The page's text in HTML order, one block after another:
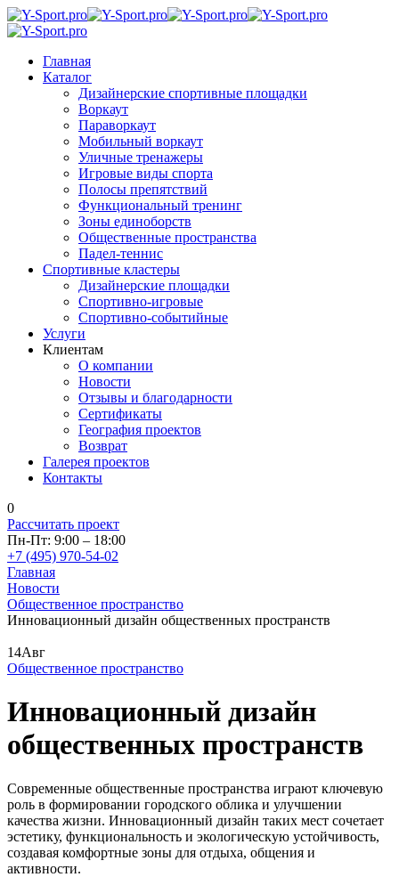
Главная
Каталог
Дизайнерские спортивные площадки
Воркаут
Параворкаут
Мобильный воркаут
Уличные тренажеры
Игровые виды спорта
Полосы препятствий
Функциональный тренинг
Зоны единоборств
Общественные пространства
Падел-теннис
Спортивные кластеры
Дизайнерские площадки
Спортивно-игровые
Спортивно-событийные
Услуги
Клиентам
О компании
Новости
Отзывы и благодарности
Сертификаты
География проектов
Возврат
Галерея проектов
Контакты
0
Рассчитать проект
Пн-Пт: 9:00 – 18:00
+7 (495) 970-54-02
Главная
Новости
Общественное пространство
Инновационный дизайн общественных пространств
14Авг
Общественное пространство
Инновационный дизайн
общественных пространств
Современные общественные пространства играют ключевую
роль в формировании городского облика и улучшении
качества жизни. Инновационный дизайн таких мест сочетает
эстетику, функциональность и экологическую устойчивость,
создавая комфортные зоны для отдыха, общения и
активности.